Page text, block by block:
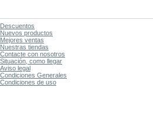
Descuentos
Nuevos productos
Mejores ventas
Nuestras tiendas
Contacte con nosotros
Situación, como llegar
Aviso legal
Condiciones Generales
Condiciones de uso